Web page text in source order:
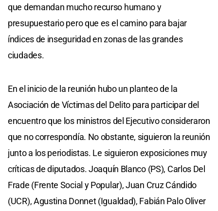
que demandan mucho recurso humano y
presupuestario pero que es el camino para bajar
índices de inseguridad en zonas de las grandes
ciudades.
En el inicio de la reunión hubo un planteo de la
Asociación de Víctimas del Delito para participar del
encuentro que los ministros del Ejecutivo consideraron
que no correspondía. No obstante, siguieron la reunión
junto a los periodistas. Le siguieron exposiciones muy
críticas de diputados. Joaquín Blanco (PS), Carlos Del
Frade (Frente Social y Popular), Juan Cruz Cándido
(UCR), Agustina Donnet (Igualdad), Fabián Palo Oliver